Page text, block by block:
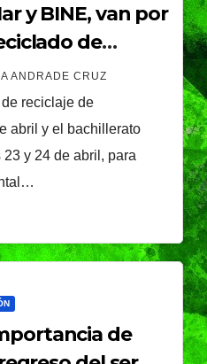
y BINE, van por
de
ANDRADE CRUZ
reciclaje de
abril y el bachillerato
y 24 de abril, para
de
Capital sigue
la pasión
REDACCIÓN